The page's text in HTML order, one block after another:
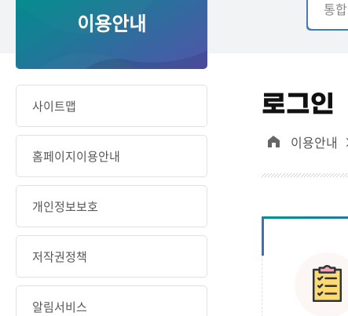
이용안내
사이트맵
홈페이지이용안내
개인정보보호
저작권정책
알림서비스
로그인
이용안내